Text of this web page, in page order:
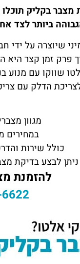
מצבר בקליק
ביותר לצד
החל רק בשנת 2009
מגוון
במחירים
כולל שירות
ניתן לבצע בדיקת מצבר
להזמנת